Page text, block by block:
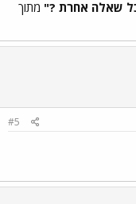
שאלה אחרת ?" מתוך
#5